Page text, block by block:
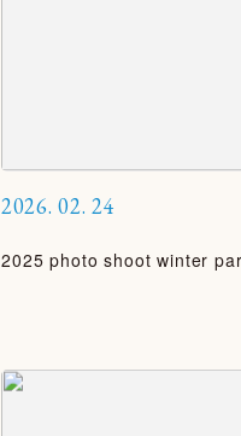
2026. 02.24
2025 photo shoot winter